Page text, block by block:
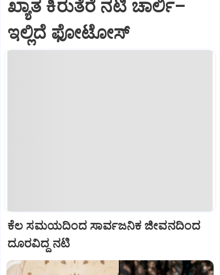
ಖ್ಯಾತ ಕಿರುತೆರೆ ನಟಿ ಚಾರ್ಲಿ–
ಇಲ್ಲಿದೆ ಫೋಟೋಸ್
ಕೆಲ ಸಮಯದಿಂದ ಸಾರ್ವಜನಿಕ ಜೀವನದಿಂದ
ದೂರವಿದ್ದ ನಟಿ